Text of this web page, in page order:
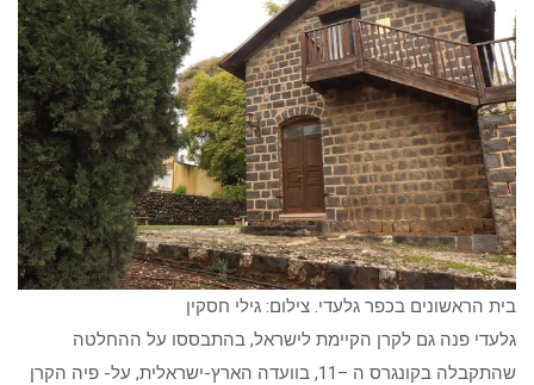
בית הראשונים בכפר גלעדי. צילום: גילי חסקין
גלעדי פנה גם לקרן הקיימת לישראל, בהתבססו על ההחלטה
שהתקבלה בקונגרס ה –11, בוועדה הארץ-ישראלית, על- פיה הקרן